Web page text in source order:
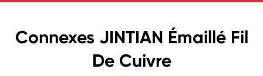
Connexes JINTIAN Émaillé Fil
De Cuivre